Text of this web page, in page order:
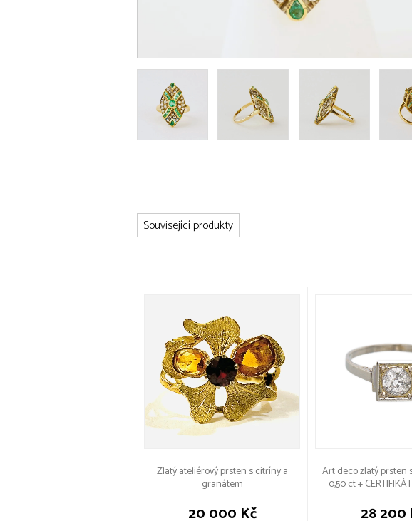
Související produkty
Zlatý ateliérový prsten s citríny a
granátem
20 000 Kč
Art deco zlatý prsten
0,50 ct +
28 200